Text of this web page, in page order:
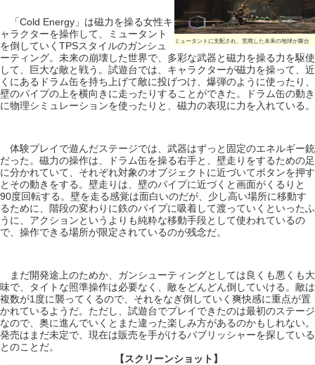
ミュータントに支配され、荒廃した未来の地球が舞台
「Cold Energy」は磁力を操る女性キ
ャラクターを操作して、ミュータント
を倒していくTPSスタイルのガンシュ
ーティング。未来の崩壊した世界で、多彩な武器と磁力を操る力を駆使
して、巨大な敵と戦う。試遊台では、キャラクターが磁力を操って、近
くにあるドラム缶を持ち上げて敵に投げつけ、爆弾のように使ったり、
壁のパイプの上を横向きに走ったりすることができた。ドラム缶の動き
に物理シミュレーションを使ったりと、磁力の表現に力を入れている。
体験プレイで遊んだステージでは、武器はずっと固定のエネルギー銃
だった。磁力の操作は、ドラム缶を操る右手と、壁走りをするための足
に分かれていて、それぞれ対象のオブジェクトに近づいてボタンを押す
とその動きをする。壁走りは、壁のパイプに近づくと画面がくるりと
90度回転する。壁を走る感覚は面白いのだが、少し高い場所に移動す
るために、階段の変わりに鉄のパイプに吸着して渡っていくといったふ
うに、アクションというよりも純粋な移動手段として使われているの
で、操作できる場所が限定されているのが残念だ。
まだ開発途上のためか、ガンシューティングとしては良くも悪くも大
味で、タイトな照準操作は必要なく、敵をどんどん倒していける。敵は
複数が1度に襲ってくるので、それをなぎ倒していく爽快感に重点が置
かれているようだ。ただし、試遊台でプレイできたのは最初のステージ
なので、奥に進んでいくとまた違った楽しみ方があるのかもしれない。
発売はまだ未定で、現在は販売を手がけるパブリッシャーを探している
とのことだ。
【スクリーンショット】